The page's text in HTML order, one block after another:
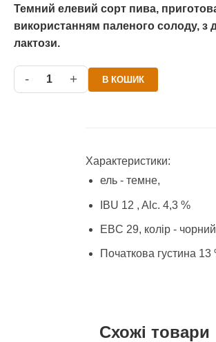
Темний елевий сорт пива,
використанням паленого солоду, з
лактози.
- 1 + В КОШИК
Характеристики:
ель - темне,
IBU 12 , Alc. 4,3 %
EBC 29, колір -
Початкова густина 13
Схожі товари